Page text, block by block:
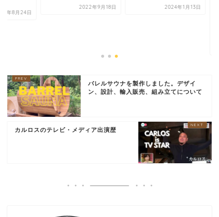
2024年1月13日
バレルサウナを製作しました。デザイ
ン、設計、輸入販売、組み立てについて
カルロスのテレビ・メディア出演歴